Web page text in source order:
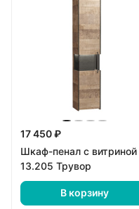
17 450 ₽
Шкаф-пенал с витриной
13.205 Трувор
В корзину